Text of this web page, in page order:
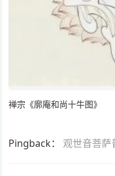
禅宗《廓庵和尚十牛图》
Pingback： 观世音菩萨